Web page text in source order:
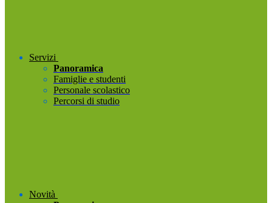
Servizi
Panoramica
Famiglie e studenti
Personale scolastico
Percorsi di studio
Novità